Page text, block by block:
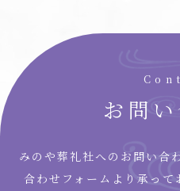
お問
みのや葬礼社へのお問い合
合わせフォームより承って